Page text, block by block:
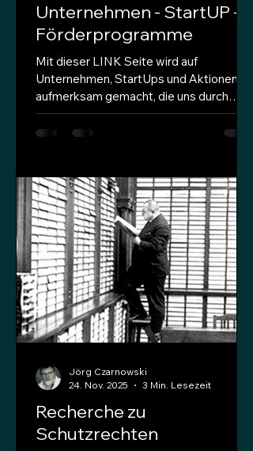
Unternehmen - StartUP -
Förderprogramme
Mit dieser LINK Seite wird auf
Unternehmen, StartUps und Aktionen
aufmerksam gemacht, die uns durch
Kreativität und innovative Methoden und
pfiffige Produkte aufgefallen sind. Weiter
veröffentlicht. SH.IP IPR Angebote
(folgt) Interessante Ideen und
Innovationen suchen einen Partner oder
Käufer SH.IP LINK zu Aktionen und
Förderprogrammen (folgt) Programme
der EU, in Deutschland und in Schleswig-
Holstein SH.IP
Recherche zu
Schutzrechten
Jörg Czarnowski
24. Nov. 2025
3 Min. Lesezeit